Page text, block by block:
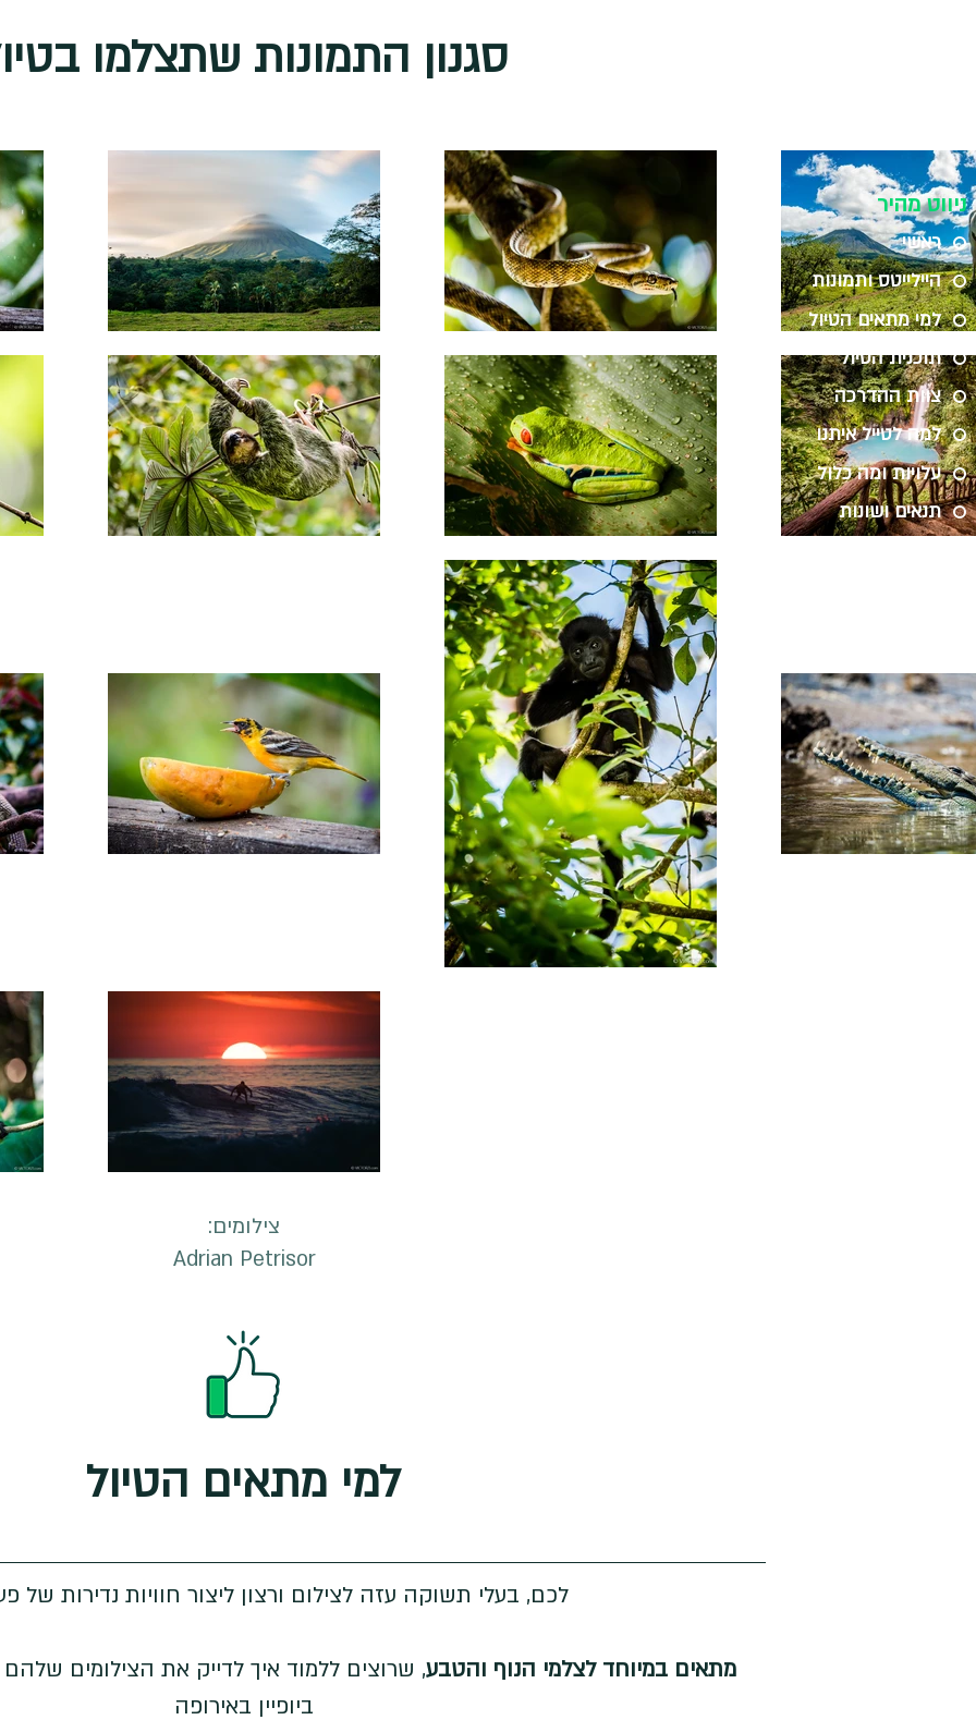
ניווט מהיר
ראשי
היילייטס ותמונות
למי מתאים הטיול
תוכנית הטיול
צוות ההדרכה
למה לטייל איתנו
עלויות ומה כלול
תנאים ושונות
סגנון התמונות שתצלמו
צילומים:
Adrian Petrisor
למי מתאים הטיול
לכם, בעלי תשוקה עזה לצילום ורצון ליצור חוויות נדירות של
מתאים במיוחד לצלמי הנוף והטבע, שרוצים ללמוד איך לדייק את הצילומים
ביופיין באירופה